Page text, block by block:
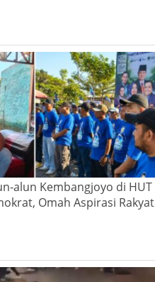
alun Kembangjoyo di HUT
Omah Aspirasi Rakyat